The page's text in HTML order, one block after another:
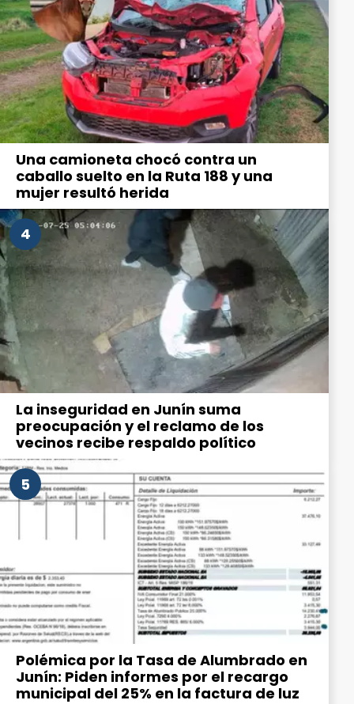
Una camioneta chocó contra un
caballo suelto en la Ruta 188 y una
mujer resultó herida
4
La inseguridad en Junín suma
preocupación y el reclamo de los
vecinos recibe respaldo político
5
Polémica por la Tasa de Alumbrado en
Junín: Piden informes por el recargo
municipal del 25% en la factura de luz